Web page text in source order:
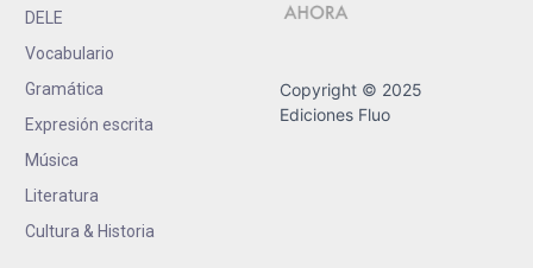
DELE
Vocabulario
Gramática
Expresión escrita
Música
Literatura
Cultura & Historia
Copyright © 2025
Ediciones Fluo